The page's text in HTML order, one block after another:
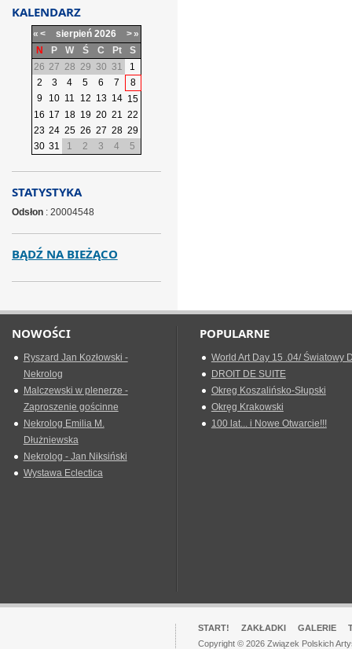
KALENDARZ
« < sierpień 2026 >»
N
P W Ś C Pt
S
26 27 28 29 30 31
1
2
3 4 5 6 7
8
9
10 11 12 13 14 15
16 17 18 19 20 21 22
23 24 25 26 27 28 29
30 31 1 2 3 4 5
STATYSTYKA
Odsłon: 20004548
BĄDŹ NA BIEŻĄCO
NOWOŚCI
Ryszard Jan Kozłowski -
Nekrolog
Malczewski w plenerze -
Zaproszenie gościnne
Nekrolog Emilia M.
Dłużniewska
Nekrolog - Jan Niksiński
Wystawa Eclectica
POPULARNE
World Art Day 15 .04/ Światowy
DROIT DE SUITE
Okreg Koszalińsko-Słupski
Okręg Krakowski
100 lat... i Nowe Otwarcie!!!
START! ZAKŁADKI GALERIE
Copyright © 2026 Związek Polskich